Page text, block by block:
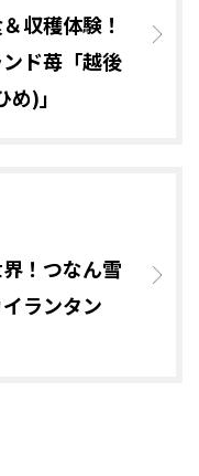
収穫体験！
ド苺「越後
)」
！つなん雪
ランタン